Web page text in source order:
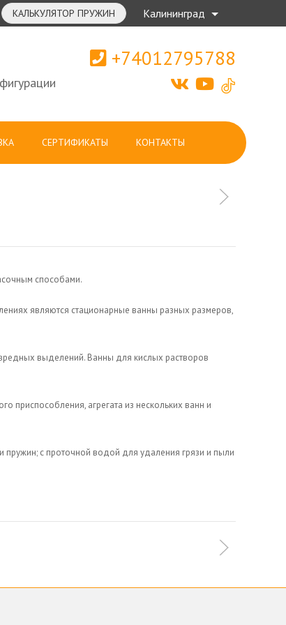
КАЛЬКУЛЯТОР ПРУЖИН Калининград
+74012795788
СЕРТИФИКАТЫ КОНТАКТЫ
способами.
являются стационарные ванны разных размеров,
выделений. Ванны для кислых растворов
приспособления, агрегата из нескольких ванн и
с проточной водой для удаления грязи и пыли